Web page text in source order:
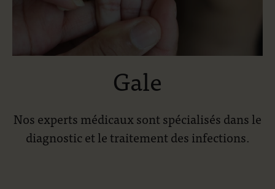
Gale
Nos experts médicaux sont spécialisés dans le
diagnostic et le traitement des infections.